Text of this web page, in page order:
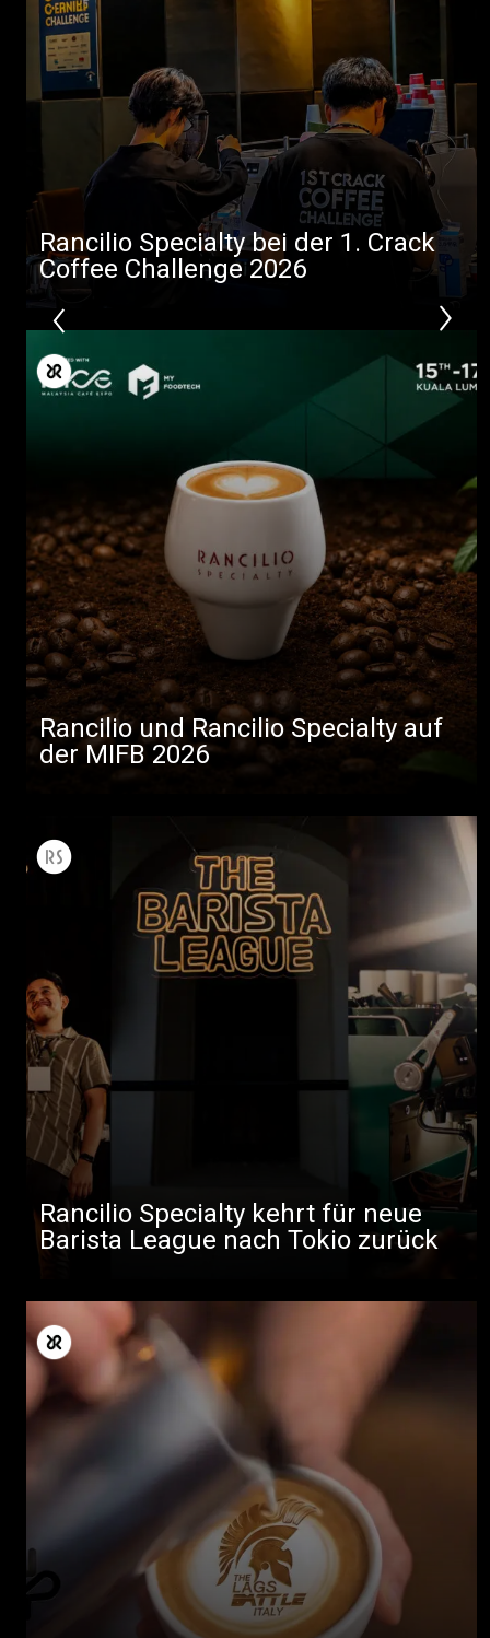
Rancilio Specialty bei der 1. Crack
Coffee Challenge 2026
Rancilio und Rancilio Specialty auf
der MIFB 2026
Rancilio Specialty kehrt für neue
Barista League nach Tokio zurück
Alle
Nachrichten